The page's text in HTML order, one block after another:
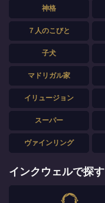
神格
７人のこびと
子犬
マドリガル家
イリュージョン
スーパー
ヴァインリング
インクウェルで探す